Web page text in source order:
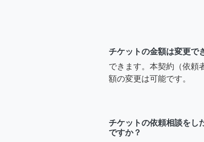
チケットの金額は変更で
できます。本契約（依頼
額の変更は可能です。
チケットの依頼相談をし
ですか？